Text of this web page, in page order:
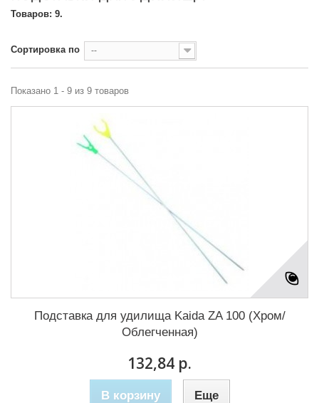
Товаров: 9.
Сортировка по --
Показано 1 - 9 из 9 товаров
Подставка для удилища Kaida ZA 100 (Хром/
Облегченная)
132,84 р.
В корзину Еще